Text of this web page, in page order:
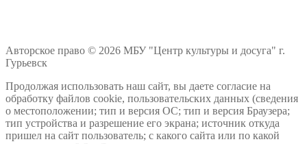
Авторское право © 2026 МБУ "Центр культуры и досуга" г.
Гурьевск
Продолжая использовать наш сайт, вы даете согласие на
обработку файлов cookie, пользовательских данных (сведения
о местоположении; тип и версия ОС; тип и версия Браузера;
тип устройства и разрешение его экрана; источник откуда
пришел на сайт пользователь; с какого сайта или по какой